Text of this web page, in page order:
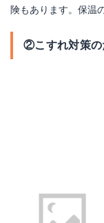
険もあります。保温
②こすれ対策の